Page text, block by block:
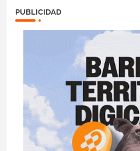
PUBLICIDAD